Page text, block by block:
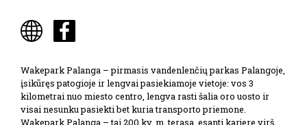
Wakepark Palanga – pirmasis vandenlenčių parkas Palangoje,
įsikūręs patogioje ir lengvai pasiekiamoje vietoje: vos 3
kilometrai nuo miesto centro, lengva rasti šalia oro uosto ir
visai nesunku pasiekti bet kuria transporto priemone.
Wakepark Palanga – tai 200 kv. m. terasa, esanti karjere virš